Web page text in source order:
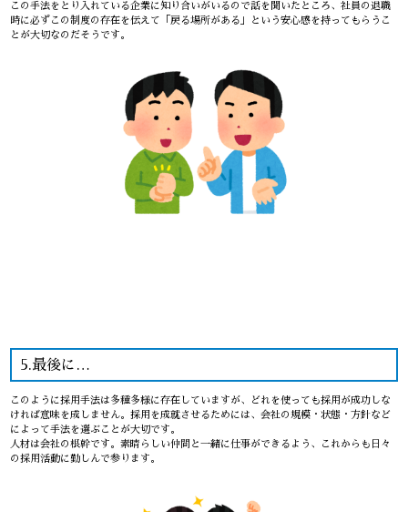
この手法をとり入れている企業に知り合いがいるので話を聞いたところ、社員の退職
時に必ずこの制度の存在を伝えて「戻る場所がある」という安心感を持ってもらうこ
とが大切なのだそうです。
5.最後に…
このように採用手法は多種多様に存在していますが、どれを使っても採用が成功しな
ければ意味を成しません。採用を成就させるためには、会社の規模・状態・方針など
によって手法を選ぶことが大切です。
人材は会社の根幹です。素晴らしい仲間と一緒に仕事ができるよう、これからも日々
の採用活動に勤しんで参ります。